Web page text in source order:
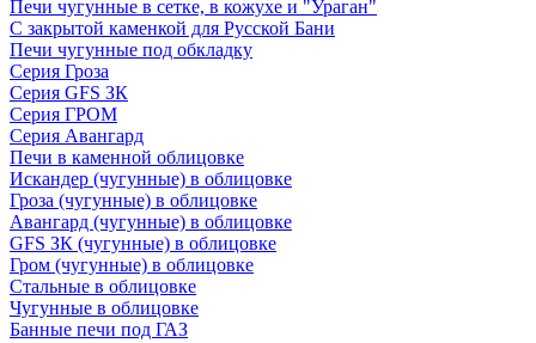
Печи чугунные в сетке, в кожухе и "Ураган"
С закрытой каменкой для Русской Бани
Печи чугунные под обкладку
Серия Гроза
Серия GFS ЗК
Серия ГРОМ
Серия Авангард
Печи в каменной облицовке
Искандер (чугунные) в облицовке
Гроза (чугунные) в облицовке
Авангард (чугунные) в облицовке
GFS ЗК (чугунные) в облицовке
Гром (чугунные) в облицовке
Стальные в облицовке
Чугунные в облицовке
Банные печи под ГАЗ